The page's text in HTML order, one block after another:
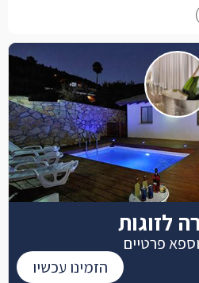
לזוגות
פרטיים
הזמינו עכשיו